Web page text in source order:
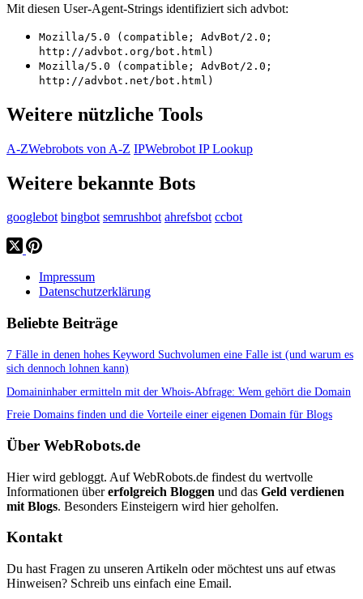
Mit diesen User-Agent-Strings identifiziert sich advbot:
Mozilla/5.0 (compatible; AdvBot/2.0;
http://advbot.org/bot.html)
Mozilla/5.0 (compatible; AdvBot/2.0;
http://advbot.net/bot.html)
Weitere nützliche Tools
A-ZWebrobots von A-Z IPWebrobot IP Lookup
Weitere bekannte Bots
googlebot bingbot semrushbot ahrefsbot ccbot
Impressum
Datenschutzerklärung
Beliebte Beiträge
7 Fälle in denen hohes Keyword Suchvolumen eine Falle ist (und warum es
sich dennoch lohnen kann)
Domaininhaber ermitteln mit der Whois-Abfrage: Wem gehört die Domain
Freie Domains finden und die Vorteile einer eigenen Domain für Blogs
Über WebRobots.de
Hier wird gebloggt. Auf WebRobots.de findest du wertvolle
Informationen übererfolgreich Bloggen und das Geld verdienen
mit Blogs. Besonders Einsteigern wird hier geholfen.
Kontakt
Du hast Fragen zu unseren Artikeln oder möchtest uns auf etwas
Hinweisen? Schreib uns einfach eine Email.